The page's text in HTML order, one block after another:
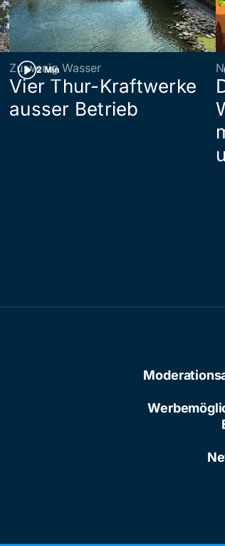
2 Min
Zu wenig Wasser
Vier Thur-Kraftwerke
ausser Betrieb